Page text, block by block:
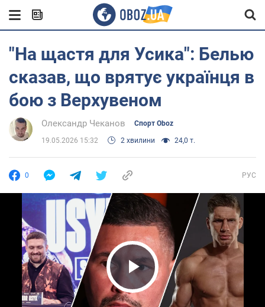
"На щастя для Усика": Белью
сказав, що врятує українця в
бою з Верхувеном
Олександр Чеканов Спорт Oboz
19.05.2026 15:32 2 хвилини 24,0 т.
0 РУС
Play Video